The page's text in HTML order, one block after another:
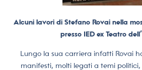
Alcuni lavori di Stefano Rovai nella
presso IED ex Teatro
Lungo la sua carriera infatti Rovai
manifesti, molti legati a temi